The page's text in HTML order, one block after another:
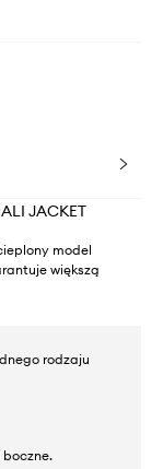
JACKET
model
większą
rodzaju
boczne.